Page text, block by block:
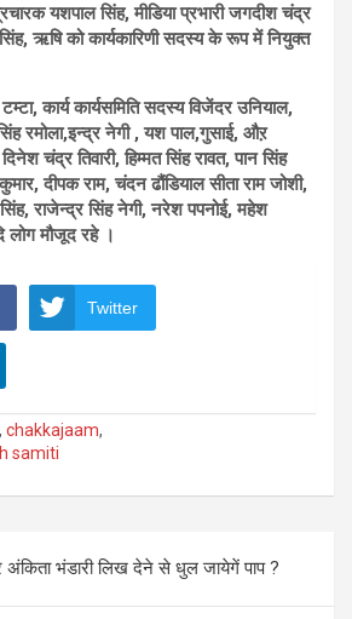
यशपाल सिंह, मीडिया प्रभारी जगदीश चंद्र
ऋषि को कार्यकारिणी सदस्य के रूप में नियुक्त
कार्य कार्यसमिति सदस्य विजेंदर उनियाल,
रमोला,इन्द्र नेगी , यश पाल,गुसाई, औऱ
दिनेश चंद्र तिवारी, हिम्मत सिंह रावत, पान सिंह
दीपक राम, चंदन ढौंडियाल सीता राम जोशी,
राजेन्द्र सिंह नेगी, नरेश पपनोई, महेश
लोग मौजूद रहे ।
Twitter
, chakkajaam,
samiti
अंकिता भंडारी लिख देने से धुल जायेगें पाप ?